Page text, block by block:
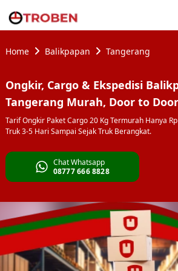
Home Balikpapan Tangerang
Ongkir, Cargo & Ekspedisi
Tangerang Murah, Door to Door
Tarif Ongkir Paket Cargo 20 Kg Termurah Hanya
Truk 3-5 Hari Sampai Sejak Truk Berangkat.
Chat Whatsapp
08777 666 8828